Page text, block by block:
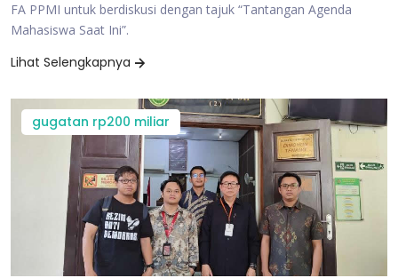
FA PPMI untuk berdiskusi dengan tajuk “Tantangan Agenda
Mahasiswa Saat Ini”.
Lihat Selengkapnya
gugatan rp200 miliar